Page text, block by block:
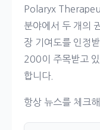
Polaryx
분야에서 두 개의
장 기여도를 인정
200이 주목받고
합니다.
항상 뉴스를 체크